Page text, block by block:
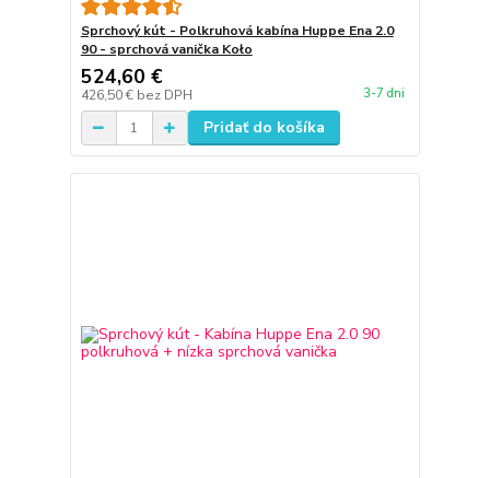
Sprchový kút - Polkruhová kabína Huppe Ena 2.0
90 - sprchová vanička Koło
524,60 €
426,50 € bez DPH 3-7 dni
Pridať do košíka